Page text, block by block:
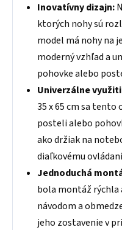
Inovatívny dizajn:
ktorých nohy sú
model má nohy na
moderný vzhľad a
pohovke alebo
Univerzálne
35 x 65 cm sa
posteli alebo
ako držiak na
diaľkovému
Jednoduchá
bola montáž rýchla
návodom a
jeho zostavenie v